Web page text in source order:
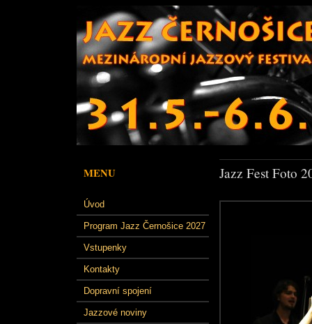
MENU
Úvod
Program Jazz Černošice 2027
Vstupenky
Kontakty
Dopravní spojení
Jazzové noviny
Jazz Fest Foto